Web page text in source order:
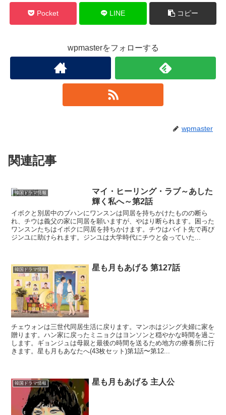
Pocket LINE コピー
wpmasterをフォローする
wpmaster
関連記事
韓国ドラマ情報
マイ・ヒーリング・ラブ～あした
輝く私へ～第2話
イボクと別居中のブハンにワンスンは同居を持ちかけたものの断ら
れ、チウは義父の家に同居を願いますが、やはり断られます。困った
ワンスンたちはイボクに同居を持ちかけます。チウはバイト先で再び
ジンユに助けられます。ジンユは大学時代にチウと会っていた...
韓国ドラマ情報 星も月もあげる 第127話
チェウォンは三世代同居生活に戻ります。マンホはジング夫婦に家を
贈ります。ハン家に戻ったミニョクはヨンソンと穏やかな時間を過ご
します。ギョンジュは母親と最後の時間を送るため地方の療養所に行
きます。星も月もあなたへ(43枚セット)第1話〜第12...
韓国ドラマ情報 星も月もあげる 主人公